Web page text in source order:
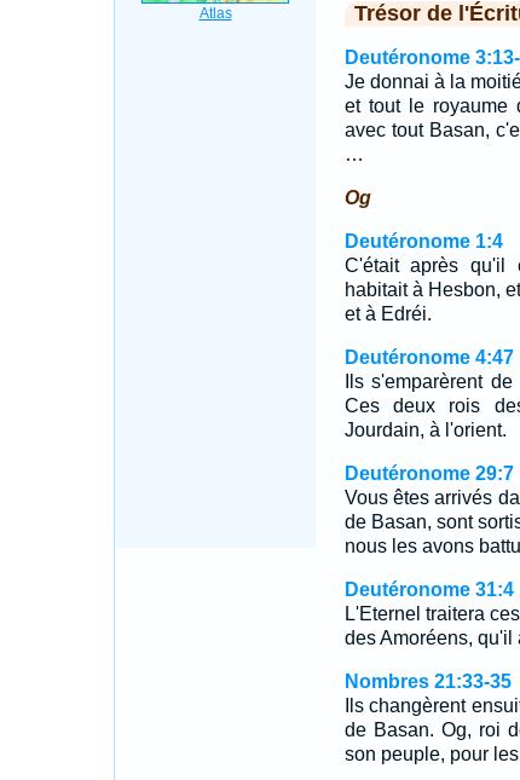
Trésor de
Deutéronome
Je donnai à la
et tout le royaume
avec tout Basan,
…
Og
Deutéronome 1:4
C'était après qu'il
habitait à Hesbon,
et à Edréi.
Deutéronome 4:47
Ils s'emparèrent
Ces deux rois
Jourdain, à l'orient.
Deutéronome 29:7
Vous êtes arrivés
de Basan, sont
nous les avons
Deutéronome 31:4
L'Eternel traitera
des Amoréens, qu'il
Nombres 21:33-35
Ils changèrent
de Basan. Og, roi
son peuple, pour